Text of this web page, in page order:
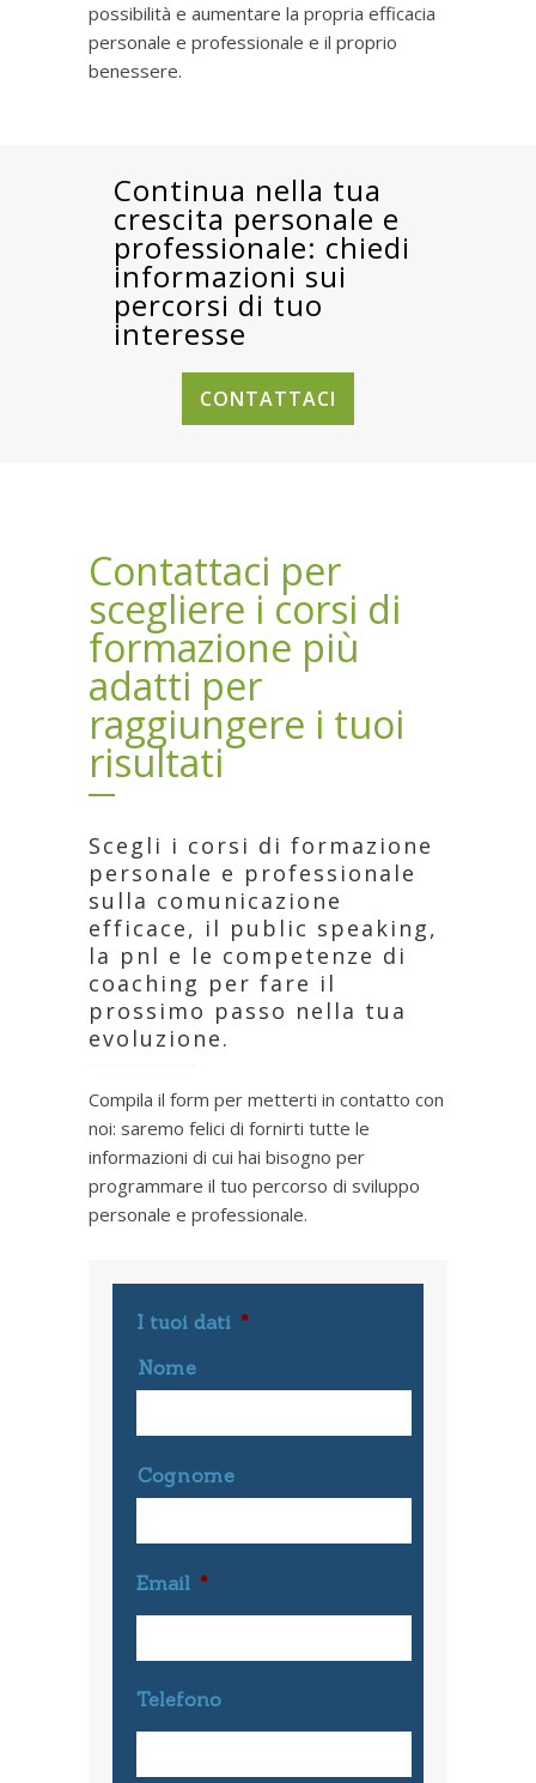
possibilità e aumentare la propria efficacia
personale e professionale e il proprio
benessere.
Continua nella tua
crescita personale e
professionale: chiedi
informazioni sui
percorsi di tuo
interesse
CONTATTACI
Contattaci per
scegliere i corsi di
formazione più
adatti per
raggiungere i tuoi
risultati
Scegli i corsi di formazione
personale e professionale
sulla comunicazione
efficace, il public speaking,
la pnl e le competenze di
coaching per fare il
prossimo passo nella tua
evoluzione.
Compila il form per metterti in contatto con
noi: saremo felici di fornirti tutte le
informazioni di cui hai bisogno per
programmare il tuo percorso di sviluppo
personale e professionale.
I tuoi dati *
Nome
Cognome
Email *
Telefono